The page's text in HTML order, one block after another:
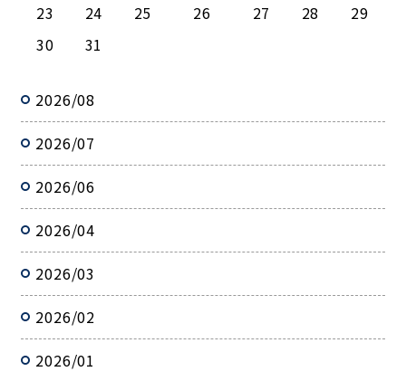
23
24 25 26 27 28
29
30
31
2026/08
2026/07
2026/06
2026/04
2026/03
2026/02
2026/01